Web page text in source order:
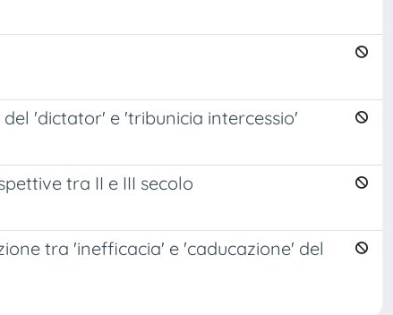
'dictator' e 'tribunicia intercessio'
tra II e III secolo
tra 'inefficacia' e 'caducazione' del